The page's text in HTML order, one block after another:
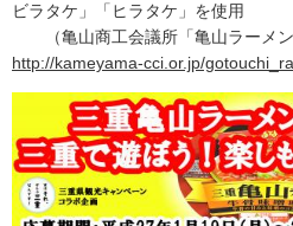
ビラタケ」「ヒラタケ」を使
（亀山商工会議所「亀山ラーメン
http://kameyama-cci.or.jp/